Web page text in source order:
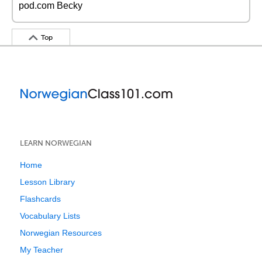
pod.com Becky
Top
LEARN NORWEGIAN
Home
Lesson Library
Flashcards
Vocabulary Lists
Norwegian Resources
My Teacher